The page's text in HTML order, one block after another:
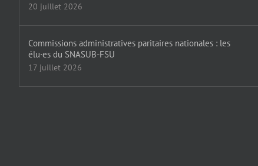
20 juillet 2026
Commissions administratives paritaires nationales : les
élu·es du SNASUB-FSU
17 juillet 2026